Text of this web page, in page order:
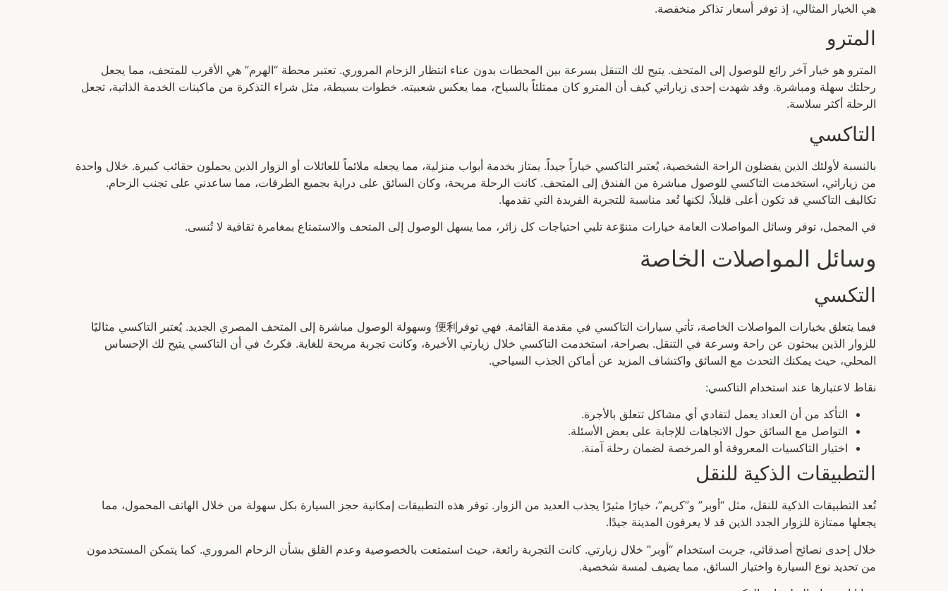
هي الخيار المثالي، إذ توفر أسعار تذاكر منخفضة.
المترو
المترو هو خيار آخر رائع للوصول إلى المتحف. يتيح لك التنقل بسرعة بين المحطات بدون عناء انتظار الزحام المروري. تعتبر محطة “الهرم” هي الأقرب للمتحف، مما يجعل
رحلتك سهلة ومباشرة. وقد شهدت إحدى زياراتي كيف أن المترو كان ممتلئاً بالسياح، مما يعكس شعبيته. خطوات بسيطة، مثل شراء التذكرة من ماكينات الخدمة الذاتية، تجعل
الرحلة أكثر سلاسة.
التاكسي
بالنسبة لأولئك الذين يفضلون الراحة الشخصية، يُعتبر التاكسي خياراً جيداً. يمتاز بخدمة أبواب منزلية، مما يجعله ملائماً للعائلات أو الزوار الذين يحملون حقائب كبيرة. خلال واحدة
من زياراتي، استخدمت التاكسي للوصول مباشرة من الفندق إلى المتحف. كانت الرحلة مريحة، وكان السائق على دراية بجميع الطرقات، مما ساعدني على تجنب الزحام.
تكاليف التاكسي قد تكون أعلى قليلاً، لكنها تُعد مناسبة للتجربة الفريدة التي تقدمها.
في المجمل، توفر وسائل المواصلات العامة خيارات متنوّعة تلبي احتياجات كل زائر، مما يسهل الوصول إلى المتحف والاستمتاع بمغامرة ثقافية لا تُنسى.
وسائل المواصلات الخاصة
التكسي
فيما يتعلق بخيارات المواصلات الخاصة، تأتي سيارات التاكسي في مقدمة القائمة. فهي توفر便利 وسهولة الوصول مباشرة إلى المتحف المصري الجديد. يُعتبر التاكسي مثاليًا
للزوار الذين يبحثون عن راحة وسرعة في التنقل. بصراحة، استخدمت التاكسي خلال زيارتي الأخيرة، وكانت تجربة مريحة للغاية. فكرتُ في أن التاكسي يتيح لك الإحساس
المحلي، حيث يمكنك التحدث مع السائق واكتشاف المزيد عن أماكن الجذب السياحي.
نقاط لاعتبارها عند استخدام التاكسي:
التأكد من أن العداد يعمل لتفادي أي مشاكل تتعلق بالأجرة.
التواصل مع السائق حول الاتجاهات للإجابة على بعض الأسئلة.
اختيار التاكسيات المعروفة أو المرخصة لضمان رحلة آمنة.
التطبيقات الذكية للنقل
تُعد التطبيقات الذكية للنقل، مثل “أوبر” و”كريم”، خيارًا مثيرًا يجذب العديد من الزوار. توفر هذه التطبيقات إمكانية حجز السيارة بكل سهولة من خلال الهاتف المحمول، مما
يجعلها ممتازة للزوار الجدد الذين قد لا يعرفون المدينة جيدًا.
خلال إحدى نصائح أصدقائي، جربت استخدام “أوبر” خلال زيارتي. كانت التجربة رائعة، حيث استمتعت بالخصوصية وعدم القلق بشأن الزحام المروري. كما يتمكن المستخدمون
من تحديد نوع السيارة واختيار السائق، مما يضيف لمسة شخصية.